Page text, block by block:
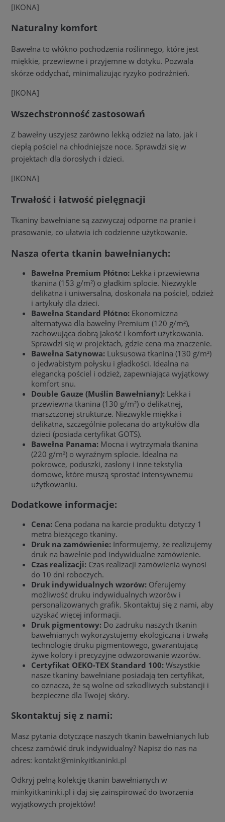
[IKONA]
Naturalny komfort
Bawełna to włókno pochodzenia roślinnego, które jest
miękkie, przewiewne i przyjemne w dotyku. Pozwala
skórze oddychać, minimalizując ryzyko podrażnień.
[IKONA]
Wszechstronność zastosowań
Z bawełny uszyjesz zarówno lekką odzież na lato, jak i
ciepłą pościel na chłodniejsze noce. Sprawdzi się w
projektach dla dorosłych i dzieci.
[IKONA]
Trwałość i łatwość pielęgnacji
Tkaniny bawełniane są zazwyczaj odporne na pranie i
prasowanie, co ułatwia ich codzienne użytkowanie.
Nasza oferta tkanin bawełnianych:
Bawełna Premium Płótno: Lekka i przewiewna
tkanina (153 g/m²) o gładkim splocie. Niezwykle
delikatna i uniwersalna, doskonała na pościel, odzież
i artykuły dla dzieci.
Bawełna Standard Płótno: Ekonomiczna
alternatywa dla bawełny Premium (120 g/m²),
zachowująca dobrą jakość i komfort użytkowania.
Sprawdzi się w projektach, gdzie cena ma znaczenie.
Bawełna Satynowa: Luksusowa tkanina (130 g/m²)
o jedwabistym połysku i gładkości. Idealna na
elegancką pościel i odzież, zapewniająca wyjątkowy
komfort snu.
Double Gauze (Muślin Bawełniany): Lekka i
przewiewna tkanina (130 g/m²) o delikatnej,
marszczonej strukturze. Niezwykle miękka i
delikatna, szczególnie polecana do artykułów dla
dzieci (posiada certyfikat GOTS).
Bawełna Panama: Mocna i wytrzymała tkanina
(220 g/m²) o wyraźnym splocie. Idealna na
pokrowce, poduszki, zasłony i inne tekstylia
domowe, które muszą sprostać intensywnemu
użytkowaniu.
Dodatkowe informacje:
Cena: Cena podana na karcie produktu dotyczy 1
metra bieżącego tkaniny.
Druk na zamówienie: Informujemy, że realizujemy
druk na bawełnie pod indywidualne zamówienie.
Czas realizacji: Czas realizacji zamówienia wynosi
do 10 dni roboczych.
Druk indywidualnych wzorów: Oferujemy
możliwość druku indywidualnych wzorów i
personalizowanych grafik. Skontaktuj się z nami, aby
uzyskać więcej informacji.
Druk pigmentowy: Do zadruku naszych tkanin
bawełnianych wykorzystujemy ekologiczną i trwałą
technologię druku pigmentowego, gwarantującą
żywe kolory i precyzyjne odwzorowanie wzorów.
Certyfikat OEKO-TEX Standard 100: Wszystkie
nasze tkaniny bawełniane posiadają ten certyfikat,
co oznacza, że są wolne od szkodliwych substancji i
bezpieczne dla Twojej skóry.
Skontaktuj się z nami:
Masz pytania dotyczące naszych tkanin bawełnianych lub
chcesz zamówić druk indywidualny? Napisz do nas na
adres: kontakt@minkyitkaninki.pl
Odkryj pełną kolekcję tkanin bawełnianych w
minkyitkaninki.pl i daj się zainspirować do tworzenia
wyjątkowych projektów!